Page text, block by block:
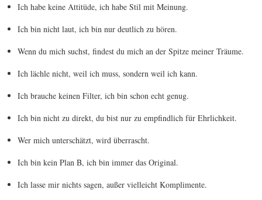
Ich habe keine Attitüde, ich habe Stil mit Meinung.
Ich bin nicht laut, ich bin nur deutlich zu hören.
Wenn du mich suchst, findest du mich an der Spitze meiner Träume.
Ich lächle nicht, weil ich muss, sondern weil ich kann.
Ich brauche keinen Filter, ich bin schon echt genug.
Ich bin nicht zu direkt, du bist nur zu empfindlich für Ehrlichkeit.
Wer mich unterschätzt, wird überrascht.
Ich bin kein Plan B, ich bin immer das Original.
Ich lasse mir nichts sagen, außer vielleicht Komplimente.